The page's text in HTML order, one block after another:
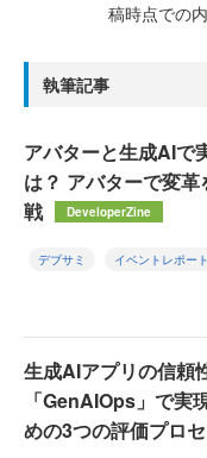
稿時点での
執筆記事
アバターと生成AIで
は？ アバターで変
戦
DeveloperZine
デブサミ イベントレポート
生成AIアプリの信頼
「GenAIOps」で実
めの3つの評価プロ